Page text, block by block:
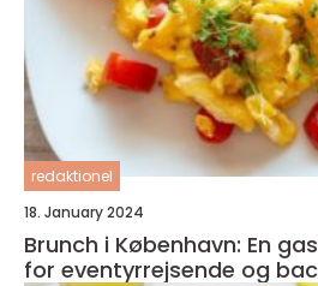
redaktionel
18. January 2024
Brunch i København: En
for eventyrrejsende og